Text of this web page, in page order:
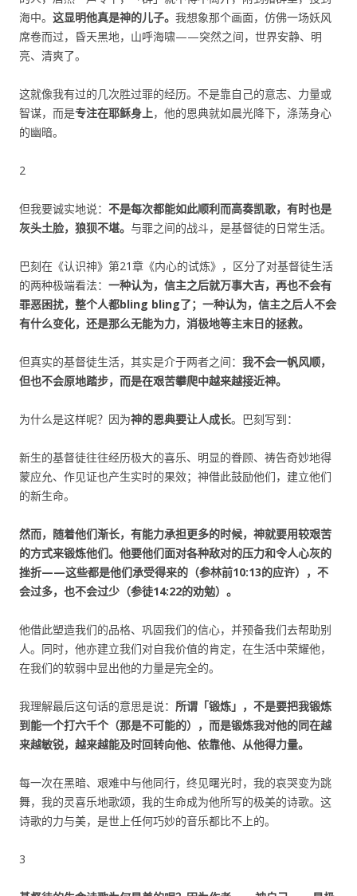
海中。 这显明他真是神的儿子。 我想象那个画面，仿佛一场妖风
席卷而过，昏天黑地，山呼海啸——突然之间，世界安静、明
亮、清爽了。
这就像我有过的几次胜过罪的经历。不是靠自己的意志、力量或
智谋，而是专注在耶稣身上，他的恩典就如晨光降下，涤荡身心
的幽暗。
2
但我要诚实地说： 不是每次都能如此顺利而高奏凯歌，有时也是
灰头土脸，狼狈不堪。 与罪之间的战斗，是基督徒的日常生活。
巴刻在《认识神》第21章《内心的试炼》，区分了对基督徒生活
的两种极端看法： 一种认为，信主之后就万事大吉，再也不会有
罪恶困扰，整个人都bling bling了；一种认为，信主之后人不会
有什么变化，还是那么无能为力，消极地等主末日的拯救。
但真实的基督徒生活，其实是介于两者之间： 我不会一帆风顺，
但也不会原地踏步，而是在艰苦攀爬中越来越接近神。
为什么是这样呢？因为神的恩典要让人成长。巴刻写到：
新生的基督徒往往经历极大的喜乐、明显的眷顾、祷告奇妙地得
蒙应允、作见证也产生实时的果效；神借此鼓励他们，建立他们
的新生命。
然而，随着他们渐长，有能力承担更多的时候，神就要用较艰苦
的方式来锻炼他们。 他要他们面对各种敌对的压力和令人心灰的
挫折——这些都是他们承受得来的（参林前10:13的应许），不
会过多，也不会过少（参徒14:22的劝勉）。
他借此塑造我们的品格、巩固我们的信心，并预备我们去帮助别
人。同时，他亦建立我们对自我价值的肯定，在生活中荣耀他，
在我们的软弱中显出他的力量是完全的。
我理解最后这句话的意思是说： 所谓「锻炼」，不是要把我锻炼
到能一个打六千个（那是不可能的），而是锻炼我对他的同在越
来越敏锐，越来越能及时回转向他、依靠他、从他得力量。
每一次在黑暗、艰难中与他同行，终见曙光时，我的哀哭变为跳
舞，我的灵喜乐地歌颂，我的生命成为他所写的极美的诗歌。这
诗歌的力与美，是世上任何巧妙的音乐都比不上的。
3